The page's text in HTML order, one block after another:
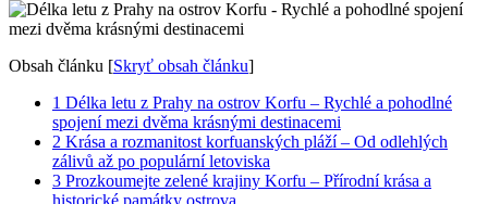
Obsah článku [Skryť obsah článku]
1 Délka letu z Prahy na ostrov Korfu – Rychlé a pohodlné
spojení mezi dvěma krásnými destinacemi
2 Krása a rozmanitost korfuanských pláží – Od odlehlých
zálivů až po populární letoviska
3 Prozkoumejte zelené krajiny Korfu – Přírodní krása a
historické památky ostrova